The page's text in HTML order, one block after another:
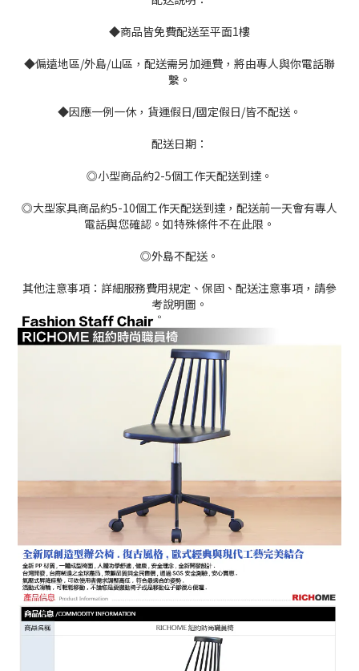
◆商品皆免費配送至平面1樓
◆偏遠地區/外島/山區，配送需另加運費，將由專人與你電話聯
繫。
◆因應一例一休，貨運假日/國定假日/皆不配送。
配送日期：
◎小型商品約2-5個工作天配送到達。
◎大型家具商品約5-10個工作天配送到達，配送前一天會有專人
電話與您確認。如特殊條件不在此限。
◎外島不配送。
其他注意事項：詳細服務費用規定、保固、配送注意事項，請參
考說明圖。